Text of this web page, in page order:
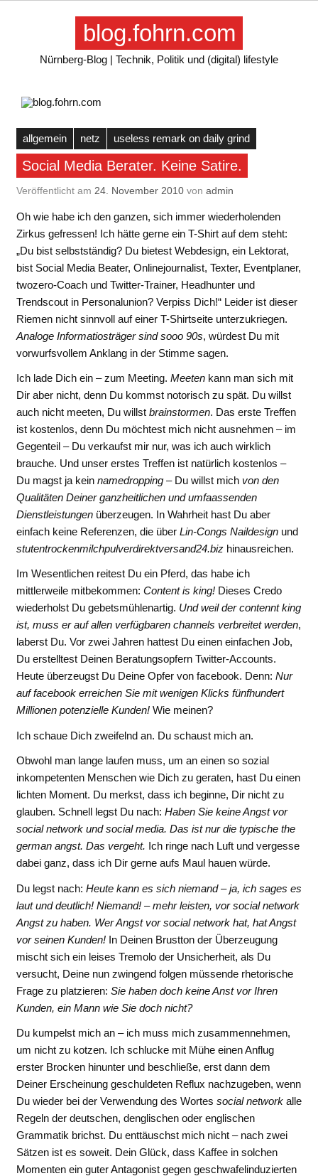
Skip
blog.fohrn.com
Nürnberg-Blog | Technik, Politik und (digital) lifestyle
allgemein netz useless remark on daily grind
Social Media Berater. Keine Satire.
Veröffentlicht am 24. November 2010von admin
Oh wie habe ich den ganzen, sich immer wiederholenden
Zirkus gefressen! Ich hätte gerne ein T-Shirt auf dem steht:
„Du bist selbstständig? Du bietest Webdesign, ein Lektorat,
bist Social Media Beater, Onlinejournalist, Texter, Eventplaner,
twozero-Coach und Twitter-Trainer, Headhunter und
Trendscout in Personalunion? Verpiss Dich!“ Leider ist dieser
Riemen nicht sinnvoll auf einer T-Shirtseite unterzukriegen.
Analoge Informatiosträger sind sooo 90s, würdest Du mit
vorwurfsvollem Anklang in der Stimme sagen.
Ich lade Dich ein – zum Meeting. Meetenkann man sich mit
Dir aber nicht, denn Du kommst notorisch zu spät. Du willst
auch nicht meeten, Du willst brainstormen. Das erste Treffen
ist kostenlos, denn Du möchtest mich nicht ausnehmen – im
Gegenteil – Du verkaufst mir nur, was ich auch wirklich
brauche. Und unser erstes Treffen ist natürlich kostenlos –
Du magst ja kein namedropping– Du willst mich von den
Qualitäten Deiner ganzheitlichen und umfaassenden
Dienstleistungenüberzeugen. In Wahrheit hast Du aber
einfach keine Referenzen, die über Lin-Congs Naildesignund
stutentrockenmilchpulverdirektversand24.bizhinausreichen.
Im Wesentlichen reitest Du ein Pferd, das habe ich
mittlerweile mitbekommen: Content is king!Dieses Credo
wiederholst Du gebetsmühlenartig. Und weil der contennt king
ist, muss er auf allen verfügbaren channels verbreitet werden,
laberst Du. Vor zwei Jahren hattest Du einen einfachen Job,
Du erstelltest Deinen Beratungsopfern Twitter-Accounts.
Heute überzeugst Du Deine Opfer von facebook. Denn: Nur
auf facebook erreichen Sie mit wenigen Klicks fünfhundert
Millionen potenzielle Kunden!Wie meinen?
Ich schaue Dich zweifelnd an. Du schaust mich an.
Obwohl man lange laufen muss, um an einen so sozial
inkompetenten Menschen wie Dich zu geraten, hast Du einen
lichten Moment. Du merkst, dass ich beginne, Dir nicht zu
glauben. Schnell legst Du nach: Haben Sie keine Angst vor
social network und social media. Das ist nur die typische the
german angst. Das vergeht. Ich ringe nach Luft und vergesse
dabei ganz, dass ich Dir gerne aufs Maul hauen würde.
Du legst nach: Heute kann es sich niemand – ja, ich sages es
laut und deutlich! Niemand! – mehr leisten, vor social network
Angst zu haben. Wer Angst vor social network hat, hat Angst
vor seinen Kunden!In Deinen Brustton der Überzeugung
mischt sich ein leises Tremolo der Unsicherheit, als Du
versucht, Deine nun zwingend folgen müssende rhetorische
Frage zu platzieren: Sie haben doch keine Anst vor Ihren
Kunden, ein Mann wie Sie doch nicht?
Du kumpelst mich an – ich muss mich zusammennehmen,
um nicht zu kotzen. Ich schlucke mit Mühe einen Anflug
erster Brocken hinunter und beschließe, erst dann dem
Deiner Erscheinung geschuldeten Reflux nachzugeben, wenn
Du wieder bei der Verwendung des Wortes social networkalle
Regeln der deutschen, denglischen oder englischen
Grammatik brichst. Du enttäuschst mich nicht – nach zwei
Sätzen ist es soweit. Dein Glück, dass Kaffee in solchen
Momenten ein guter Antagonist gegen geschwafelinduzierten